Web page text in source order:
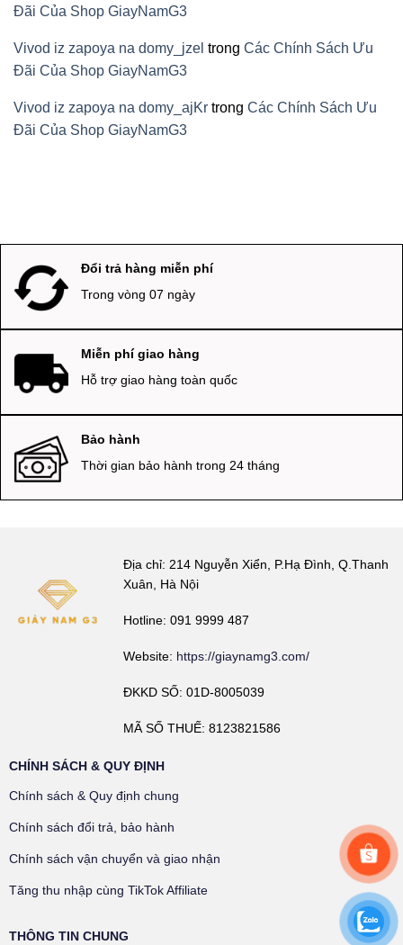
Đãi Của Shop GiayNamG3
Vivod iz zapoya na domy_jzel trong Các Chính Sách Ưu
Đãi Của Shop GiayNamG3
Vivod iz zapoya na domy_ajKr trong Các Chính Sách Ưu
Đãi Của Shop GiayNamG3
Đổi trả hàng miễn phí
Trong vòng 07 ngày
Miễn phí giao hàng
Hỗ trợ giao hàng toàn quốc
Bảo hành
Thời gian bảo hành trong 24 tháng
Địa chỉ: 214 Nguyễn Xiển, P.Hạ Đình, Q.Thanh
Xuân, Hà Nội
Hotline: 091 9999 487
Website: https://giaynamg3.com/
ĐKKD SỐ: 01D-8005039
MÃ SỐ THUẾ: 8123821586
CHÍNH SÁCH & QUY ĐỊNH
Chính sách & Quy định chung
Chính sách đổi trả, bảo hành
Chính sách vận chuyển và giao nhận
Tăng thu nhập cùng TikTok Affiliate
THÔNG TIN CHUNG